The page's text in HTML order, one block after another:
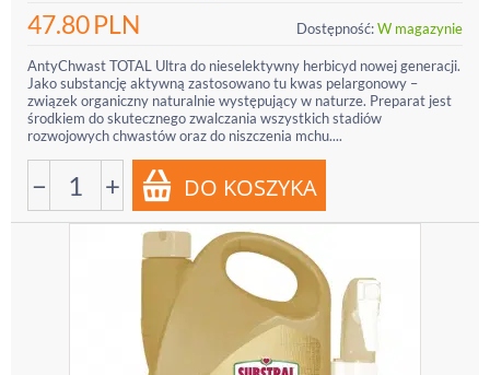
47.80PLN Dostępność:W magazynie
AntyChwast TOTAL Ultra do nieselektywny herbicyd nowej generacji.
Jako substancję aktywną zastosowano tu kwas pelargonowy –
związek organiczny naturalnie występujący w naturze. Preparat jest
środkiem do skutecznego zwalczania wszystkich stadiów
rozwojowych chwastów oraz do niszczenia mchu....
− +